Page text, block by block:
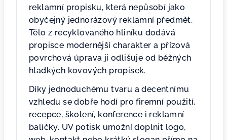
reklamní propisku, která nepůsobí jako
obyčejný jednorázový reklamní předmět.
Tělo z recyklovaného hliníku dodává
propisce modernější charakter a přízová
povrchová úprava ji odlišuje od běžných
hladkých kovových propisek.
Díky jednoduchému tvaru a decentnímu
vzhledu se dobře hodí pro firemní použití,
recepce, školení, konference i reklamní
balíčky. UV potisk umožní doplnit logo,